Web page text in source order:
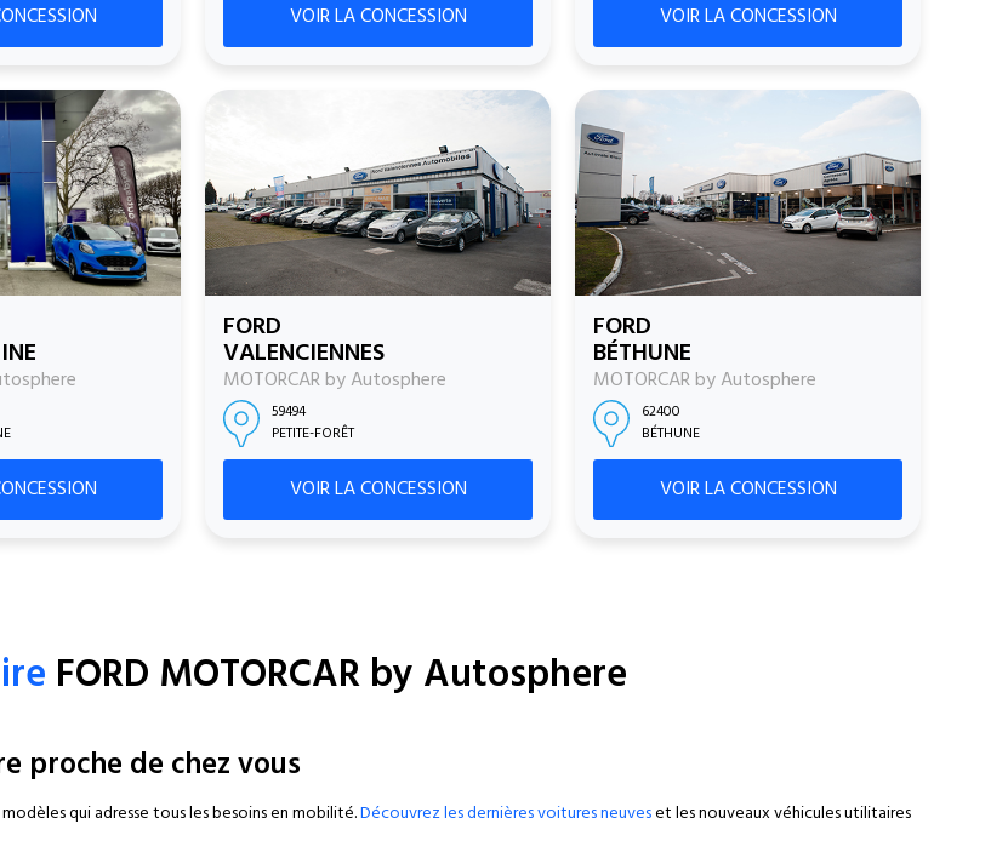
VOIR LA CONCESSION VOIR LA CONCESSION
FORD
VALENCIENNES
MOTORCAR by Autosphere
59494
PETITE-FORÊT
VOIR LA CONCESSION
FORD
BÉTHUNE
MOTORCAR by Autosphere
62400
BÉTHUNE
VOIR LA CONCESSION
FORD MOTORCAR by Autosphere
proche de chez vous
qui adresse tous les besoins en mobilité.Découvrez les dernières voitures neuveset les nouveaux véhicules utilitaires